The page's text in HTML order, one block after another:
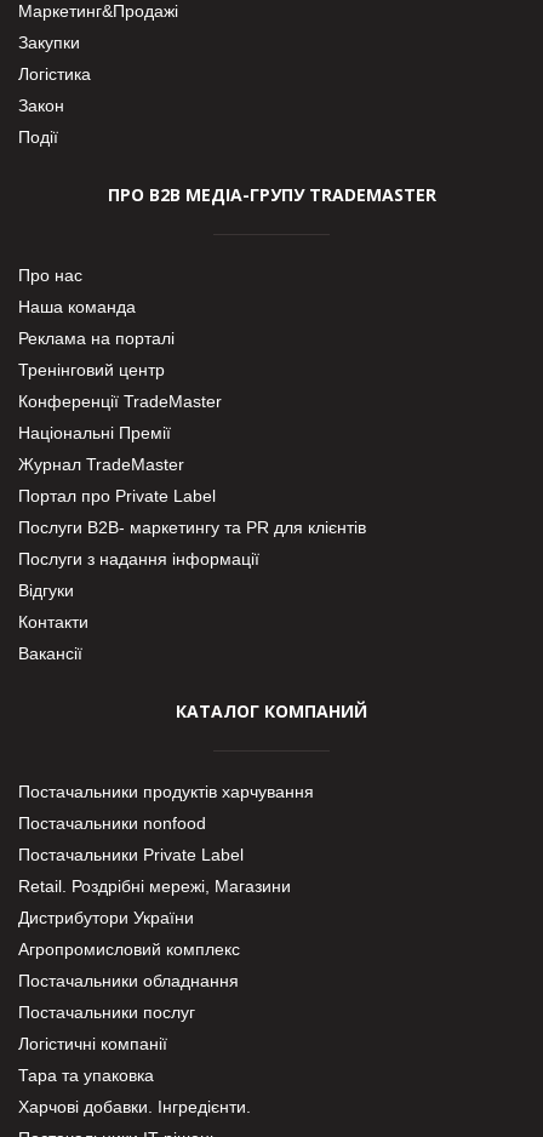
Маркетинг&Продажі
Закупки
Логістика
Закон
Події
ПРО В2В МЕДІА-ГРУПУ TRADEMASTER
Про нас
Наша команда
Реклама на порталі
Тренінговий центр
Конференції TradeMaster
Національні Премії
Журнал TradeMaster
Портал про Private Label
Послуги В2В- маркетингу та PR для клієнтів
Послуги з надання інформації
Відгуки
Контакти
Вакансії
КАТАЛОГ КОМПАНИЙ
Постачальники продуктів харчування
Постачальники nonfood
Постачальники Private Label
Retail. Роздрібні мережі, Магазини
Дистрибутори України
Агропромисловий комплекс
Постачальники обладнання
Постачальники послуг
Логістичні компанії
Тара та упаковка
Харчові добавки. Інгредієнти.